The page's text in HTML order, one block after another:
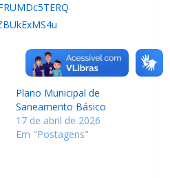
Plano Municipal de
Saneamento Básico
17 de abril de 2026
Em "Postagens"